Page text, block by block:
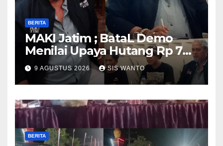
BERITA
MAKI Jatim ; BataL Demo
Menilai Upaya Hutang Rp 785
Milyar Percepatan
Pembangunan Relatif
9 AGUSTUS 2026 SIS WANTO
BERITA